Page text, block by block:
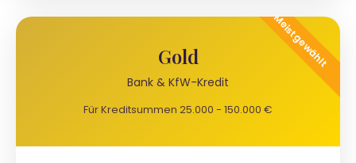
Meistgewählt
Gold
Bank & KfW-Kredit
Für Kreditsummen 25.000 - 150.000 €